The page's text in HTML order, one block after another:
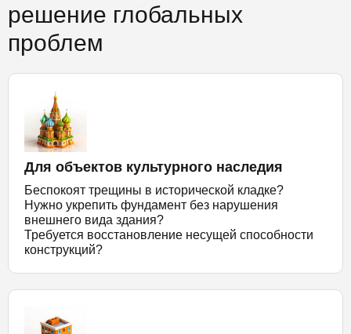
решение глобальных
проблем
Для объектов культурного наследия
Беспокоят трещины в исторической кладке?
Нужно укрепить фундамент без нарушения
внешнего вида здания?
Требуется восстановление несущей способности
конструкций?